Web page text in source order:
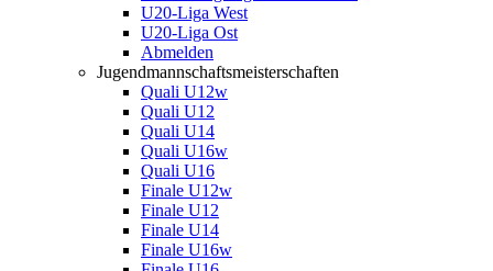
U20-Liga West
U20-Liga Ost
Abmelden
Jugendmannschaftsmeisterschaften
Quali U12w
Quali U12
Quali U14
Quali U16w
Quali U16
Finale U12w
Finale U12
Finale U14
Finale U16w